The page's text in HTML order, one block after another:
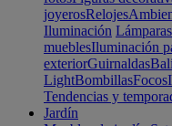
joyerosRelojes
Iluminación Lámparas
mueblesIluminación
exteriorGuirnaldas
LightBombillasFocos
Tendencias y
Jardín